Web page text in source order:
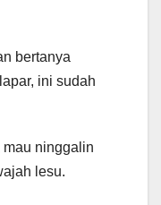
bertanya
ini sudah
mau ninggalin
lesu.